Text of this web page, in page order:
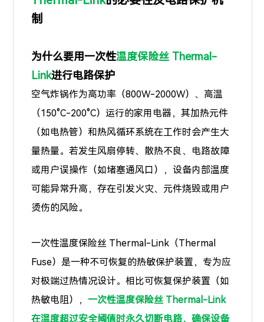
制
为什么要用一次性温度保险丝 Thermal-
Link进行电路保护
空气炸锅作为高功率（800W-2000W）、高温
（150°C-200°C）运行的家用电器，其加热元件
（如电热管）和热风循环系统在工作时会产生大
量热量。若发生风扇停转、散热不良、电路故障
或用户误操作（如堵塞通风口），设备内部温度
可能异常升高，存在引发火灾、元件烧毁或用户
烫伤的风险。
一次性温度保险丝 Thermal-Link（Thermal
Fuse）是一种不可恢复的热敏保护装置，专为应
对极端过热情况设计。相比可恢复保护装置（如
热敏电阻），一次性温度保险丝 Thermal-Link
在温度超过安全阈值时永久切断电路，确保设备